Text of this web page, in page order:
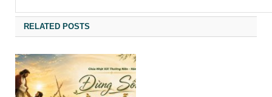
RELATED POSTS